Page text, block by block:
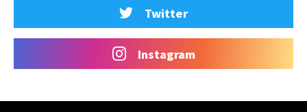
Twitter
Instagram